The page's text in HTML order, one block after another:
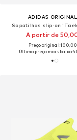
ADIDAS
Sapatilhas slip-on
A partir de
Preço original:
Último preço mais baixo: